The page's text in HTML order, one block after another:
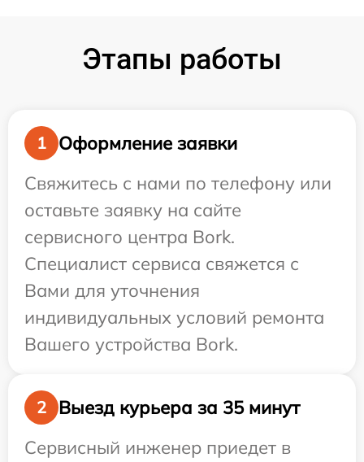
Этапы работы
1
Оформление заявки
Свяжитесь с нами по телефону или
оставьте заявку на сайте
сервисного центра Bork.
Специалист сервиса свяжется с
Вами для уточнения
индивидуальных условий ремонта
Вашего устройства Bork.
2
Выезд курьера за 35 минут
Сервисный инженер приедет в